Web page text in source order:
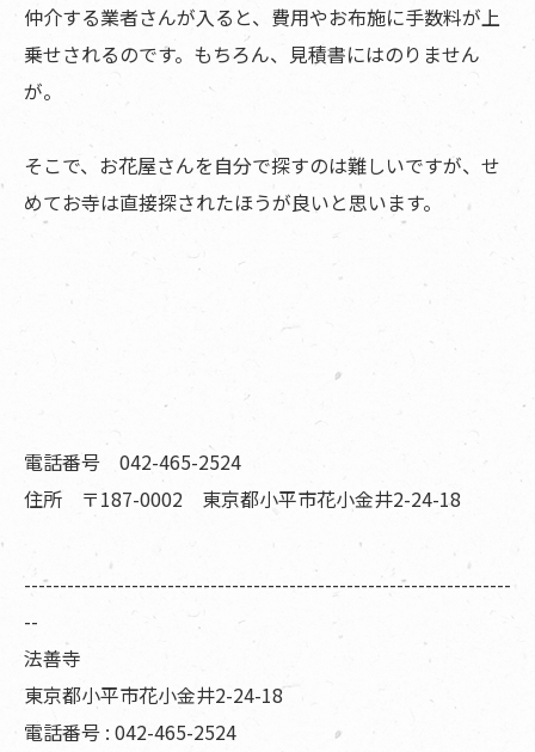
仲介する業者さんが入ると、費用やお布施に手数料が上
乗せされるのです。もちろん、見積書にはのりません
が。
そこで、お花屋さんを自分で探すのは難しいですが、せ
めてお寺は直接探されたほうが良いと思います。
電話番号 042-465-2524
住所 〒187-0002 東京都小平市花小金井2-24-18
--------------------------------------------------------------------
--
法善寺
東京都小平市花小金井2-24-18
電話番号 : 042-465-2524